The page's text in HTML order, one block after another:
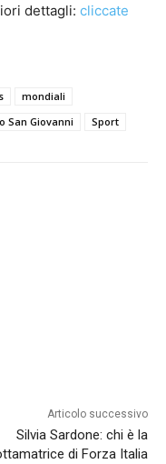
dettagli: cliccate
mondiali
San Giovanni Sport
Articolo successivo
Silvia Sardone: chi è la
di Forza Italia